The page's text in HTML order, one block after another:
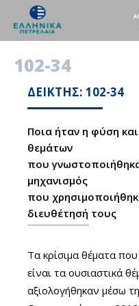
102-34
ΔΕΙΚΤΗΣ: 102-34
Ποια ήταν η φύση
θεμάτων
που
μηχανισμός
που
διευθέτησή τους
Τα κρίσιμα θέματα
είναι τα ουσιαστικά
αξιολογήθηκαν μέσω